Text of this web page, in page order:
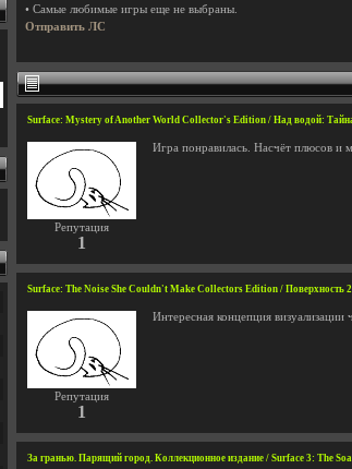
• Самые любимые игры еще не выбраны.
Отправить ЛС
Surface: Mystery of Another World Collector's Edition / Над водой:
Репутация
1
Игра понравилась. Насчёт плюсов и
Surface: The Noise She Couldn't Make Collectors Edition /
Репутация
1
Интересная концепция
За гранью. Парящий город. Коллекционное издание / Surface 3: The